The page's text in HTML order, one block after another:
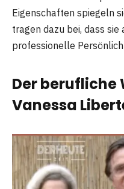
Eigenschaften spiegeln
tragen dazu bei, dass
professionelle
Der berufliche
Vanessa